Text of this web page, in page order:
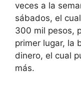
veces a la
sábados, el
300 mil pesos,
primer lugar, la
dinero, el cual
más.